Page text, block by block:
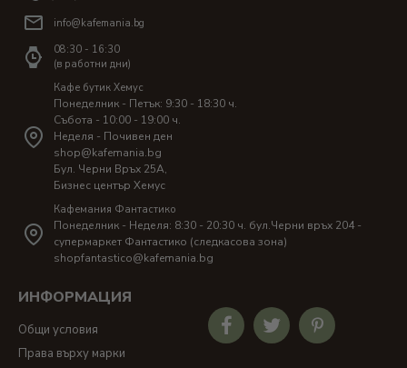
info@kafemania.bg
08:30 - 16:30
(в работни дни)
Кафе бутик Хемус
Понеделник - Петък: 9:30 - 18:30 ч.
Събота - 10:00 - 19:00 ч.
Неделя - Почивен ден
shop@kafemania.bg
Бул. Черни Връх 25A,
Бизнес център Хемус
Кафемания Фантастико
Понеделник - Неделя: 8:30 - 20:30 ч. бул.Черни връх 204 -
супермаркет Фантастико (следкасова зона)
shopfantastico@kafemania.bg
ИНФОРМАЦИЯ
Общи условия
Права върху марки